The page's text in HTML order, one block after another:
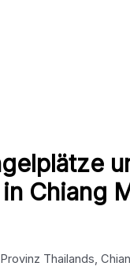
Chiang
Thailands,